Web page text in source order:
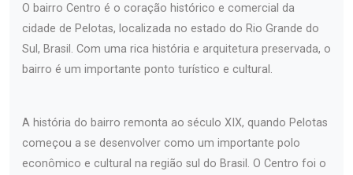
O bairro Centro é o coração histórico e comercial da
cidade de Pelotas, localizada no estado do Rio Grande do
Sul, Brasil. Com uma rica história e arquitetura preservada, o
bairro é um importante ponto turístico e cultural.
A história do bairro remonta ao século XIX, quando Pelotas
começou a se desenvolver como um importante polo
econômico e cultural na região sul do Brasil. O Centro foi o